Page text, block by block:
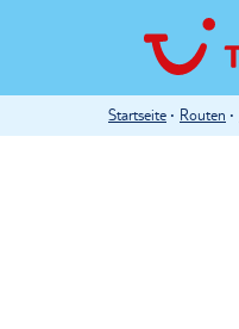
Startseite Routen